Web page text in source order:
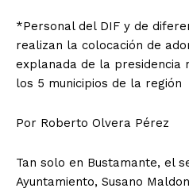
*Personal del DIF y de
realizan la colocación de
explanada de la presidencia
los 5 municipios de la región
Por Roberto Olvera Pérez
Tan solo en Bustamante, el
Ayuntamiento, Susano